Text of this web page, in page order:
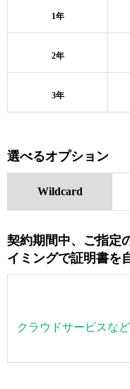
1年
2年
3年
選べるオプション
Wildcard
契約期間中、ご指定
イミングで証明書を
クラウドサービスな